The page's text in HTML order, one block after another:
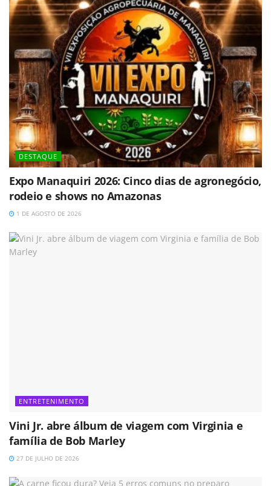
DESTAQUE
Expo Manaquiri 2026: Cinco dias de agronegócio,
rodeio e shows no Amazonas
1 DE AGOSTO DE 2026
ENTRETENIMENTO
Vini Jr. abre álbum de viagem com Virginia e
família de Bob Marley
27 DE JULHO DE 2026